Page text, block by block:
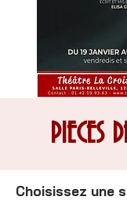
PIECES
Choisissez une